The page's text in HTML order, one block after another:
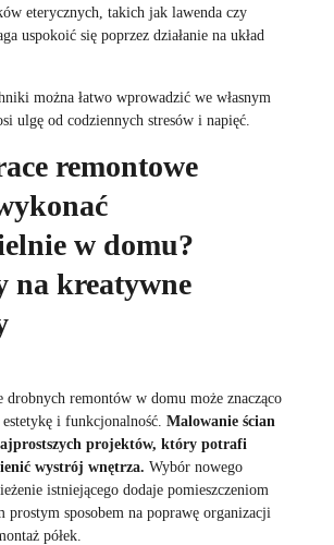
eterycznych, takich jak lawenda czy
uspokoić się poprzez działanie na układ
można łatwo wprowadzić we własnym
ulgę od codziennych stresów i napięć.
remontowe
w domu?
na kreatywne
drobnych remontów w domu może znacząco
i funkcjonalność. Malowanie ścian
projektów, który potrafi
wystrój wnętrza. Wybór nowego
istniejącego dodaje pomieszczeniom
prostym sposobem na poprawę organizacji
półek.